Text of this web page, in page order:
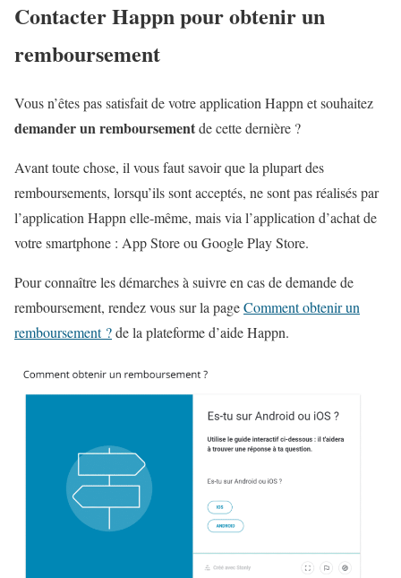
Contacter Happn pour obtenir un
remboursement
Vous n’êtes pas satisfait de votre application Happn et souhaitez
demander un remboursementde cette dernière ?
Avant toute chose, il vous faut savoir que la plupart des
remboursements, lorsqu’ils sont acceptés, ne sont pas réalisés par
l’application Happn elle-même, mais via l’application d’achat de
votre smartphone : App Store ou Google Play Store.
Pour connaître les démarches à suivre en cas de demande de
remboursement, rendez vous sur la pageComment obtenir un
remboursement ?de la plateforme d’aide Happn.